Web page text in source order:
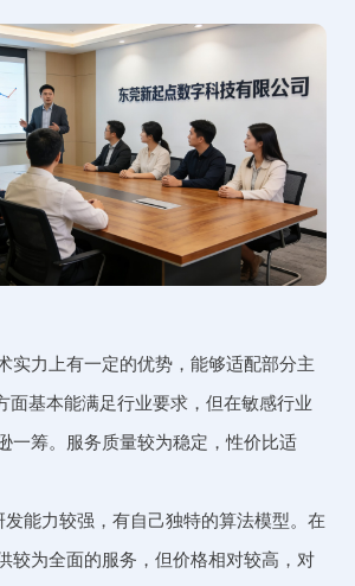
实力上有一定的优势，能够适配部分主
面基本能满足行业要求，但在敏感行业
一筹。服务质量较为稳定，性价比适
发能力较强，有自己独特的算法模型。在
较为全面的服务，但价格相对较高，对